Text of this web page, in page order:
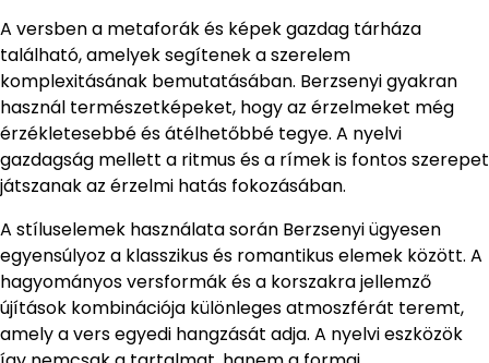
A versben a metaforák és képek gazdag tárháza
található, amelyek segítenek a szerelem
komplexitásának bemutatásában. Berzsenyi gyakran
használ természetképeket, hogy az érzelmeket még
érzékletesebbé és átélhetőbbé tegye. A nyelvi
gazdagság mellett a ritmus és a rímek is fontos szerepet
játszanak az érzelmi hatás fokozásában.
A stíluselemek használata során Berzsenyi ügyesen
egyensúlyoz a klasszikus és romantikus elemek között. A
hagyományos versformák és a korszakra jellemző
újítások kombinációja különleges atmoszférát teremt,
amely a vers egyedi hangzását adja. A nyelvi eszközök